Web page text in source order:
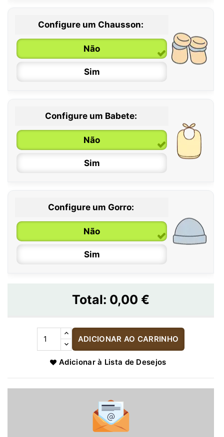
0 / 6 meses
6 / 12 meses
12 / 18 meses
Configure um Chausson:
Não
Sim
Configure um Babete:
Não
Sim
Configure um Gorro:
Não
Sim
Total: 0,00 €
ADICIONAR AO CARRINHO
Adicionar à Lista de Desejos